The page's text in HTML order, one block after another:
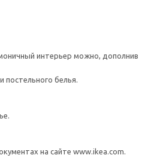
интерьер можно, дополнив
белья.
на сайте www.ikea.com.